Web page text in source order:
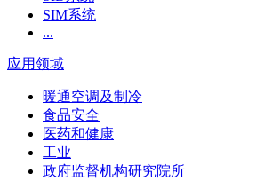
SIM系统
...
应用领域
暖通空调及制冷
食品安全
医药和健康
工业
政府监督机构研究院所